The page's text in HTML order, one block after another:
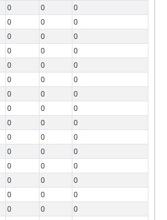
0 0
0
0 0
0
0 0
0
0 0
0
0 0
0
0 0
0
0 0
0
0 0
0
0 0
0
0 0
0
0 0
0
0 0
0
0 0
0
0 0
0
0 0
0